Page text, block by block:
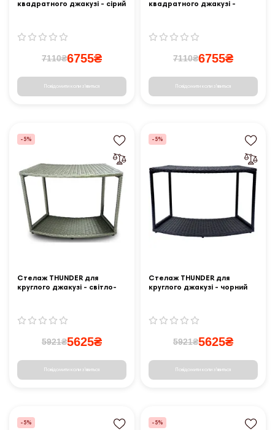
квадратного джакузі - сірий
7110₴6755₴
Повідомити коли з'явиться
квадратного джакузі -
7110₴6755₴
Повідомити коли з'явиться
-5%
Стелаж THUNDER для
круглого джакузі - світло-
5921₴5625₴
Повідомити коли з'явиться
-5%
Стелаж THUNDER для
круглого джакузі - чорний
5921₴5625₴
Повідомити коли з'явиться
-5% -5%